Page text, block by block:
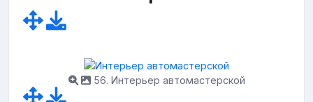
56. Интерьер автомастерской